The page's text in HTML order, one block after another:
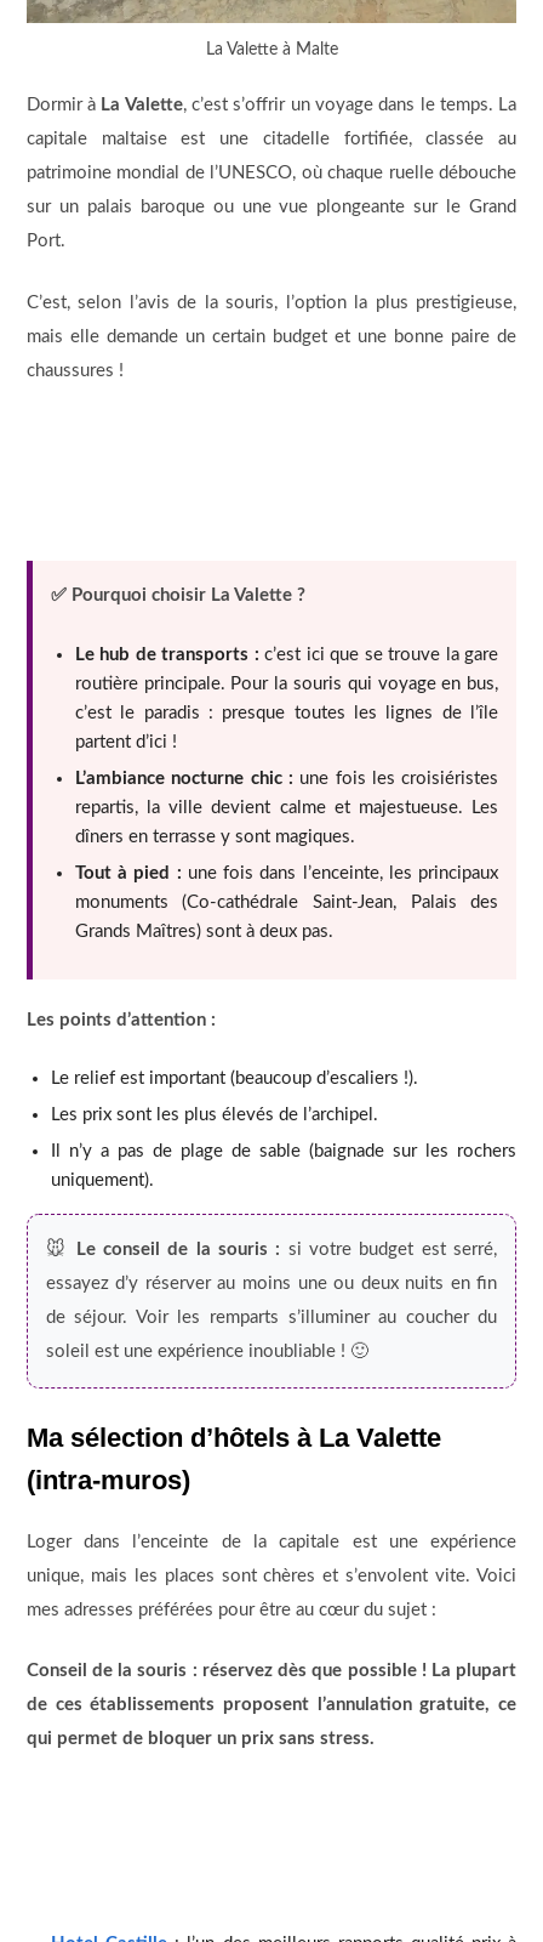
La Valette à Malte
Dormir à La Valette, c’est s’offrir un voyage dans le temps. La
capitale maltaise est une citadelle fortifiée, classée au
patrimoine mondial de l’UNESCO, où chaque ruelle débouche
sur un palais baroque ou une vue plongeante sur le Grand
Port.
C’est, selon l’avis de la souris, l’option la plus prestigieuse,
mais elle demande un certain budget et une bonne paire de
chaussures !
✅ Pourquoi choisir La Valette ?
Le hub de transports : c’est ici que se trouve la gare
routière principale. Pour la souris qui voyage en bus,
c’est le paradis : presque toutes les lignes de l’île
partent d’ici !
L’ambiance nocturne chic : une fois les croisiéristes
repartis, la ville devient calme et majestueuse. Les
dîners en terrasse y sont magiques.
Tout à pied : une fois dans l’enceinte, les principaux
monuments (Co-cathédrale Saint-Jean, Palais des
Grands Maîtres) sont à deux pas.
Les points d’attention :
Le relief est important (beaucoup d’escaliers !).
Les prix sont les plus élevés de l’archipel.
Il n’y a pas de plage de sable (baignade sur les rochers
uniquement).
🐭 Le conseil de la souris : si votre budget est serré,
essayez d’y réserver au moins une ou deux nuits en fin
de séjour. Voir les remparts s’illuminer au coucher du
soleil est une expérience inoubliable ! 🙂
Ma sélection d’hôtels à La Valette
(intra-muros)
Loger dans l’enceinte de la capitale est une expérience
unique, mais les places sont chères et s’envolent vite. Voici
mes adresses préférées pour être au cœur du sujet :
Conseil de la souris : réservez dès que possible ! La plupart
de ces établissements proposent l’annulation gratuite, ce
qui permet de bloquer un prix sans stress.